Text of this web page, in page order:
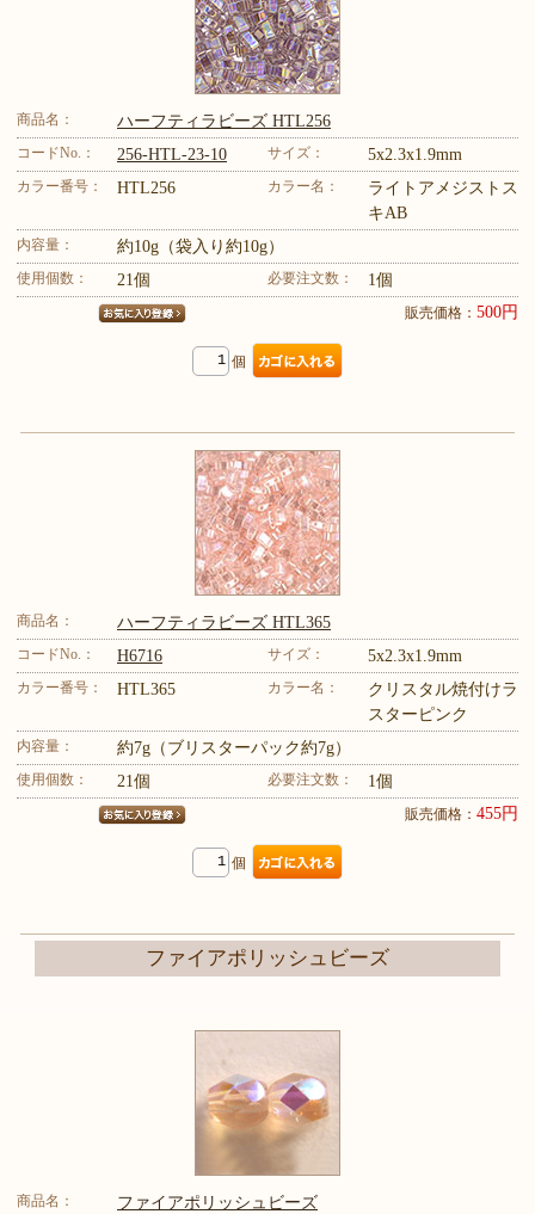
商品名： ハーフティラビーズ HTL256
コードNo.： 256-HTL-23-10 サイズ： 5x2.3x1.9mm
カラー番号： HTL256 カラー名：
ライトアメジストス
キAB
内容量： 約10g（袋入り約10g）
使用個数： 21個 必要注文数： 1個
販売価格： 500円
個
商品名： ハーフティラビーズ HTL365
コードNo.： H6716 サイズ： 5x2.3x1.9mm
カラー番号： HTL365 カラー名：
クリスタル焼付けラ
スターピンク
内容量： 約7g（ブリスターパック約7g）
使用個数： 21個 必要注文数： 1個
販売価格： 455円
個
ファイアポリッシュビーズ
商品名： ファイアポリッシュビーズ